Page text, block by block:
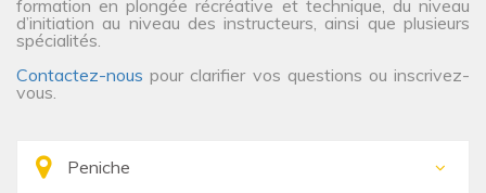
formation en plongée récréative et technique, du niveau
d’initiation au niveau des instructeurs, ainsi que plusieurs
spécialités.
Contactez-nous pour clarifier vos questions ou inscrivez-
vous.